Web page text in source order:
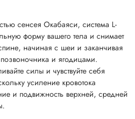
сенсея Окабаяси, система L-
форму вашего тела и снимает
начиная с шеи и заканчивая
и ягодицами.
силы и чувствуйте себя
усиление кровотока
и подвижность верхней, средней